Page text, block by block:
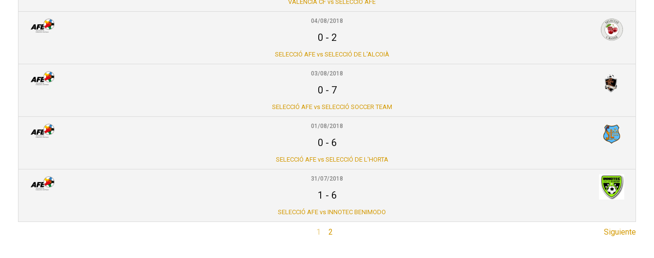
VALÈNCIA CF vs SELECCIÓ AFE
04/08/2018
0 - 2
SELECCIÓ AFE vs SELECCIÓ DE L'ALCOIÀ
03/08/2018
0 - 7
SELECCIÓ AFE vs SELECCIÓ SOCCER TEAM
01/08/2018
0 - 6
SELECCIÓ AFE vs SELECCIÓ DE L'HORTA
31/07/2018
1 - 6
SELECCIÓ AFE vs INNOTEC BENIMODO
1 2 Siguiente